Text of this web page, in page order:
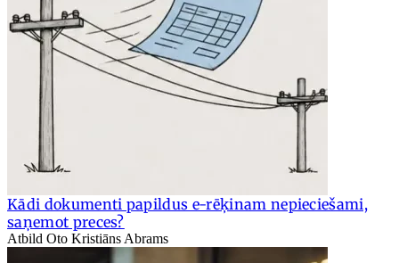
Kādi dokumenti papildus e-rēķinam nepieciešami,
saņemot preces?
Atbild Oto Kristiāns Abrams